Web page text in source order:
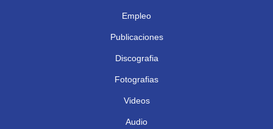
Empleo
Publicaciones
Discografia
Fotografias
Videos
Audio